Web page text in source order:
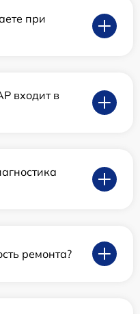
при
входит в
ремонта?